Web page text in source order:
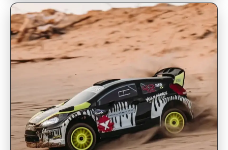
INSCRIPCIONES ABIERTAS